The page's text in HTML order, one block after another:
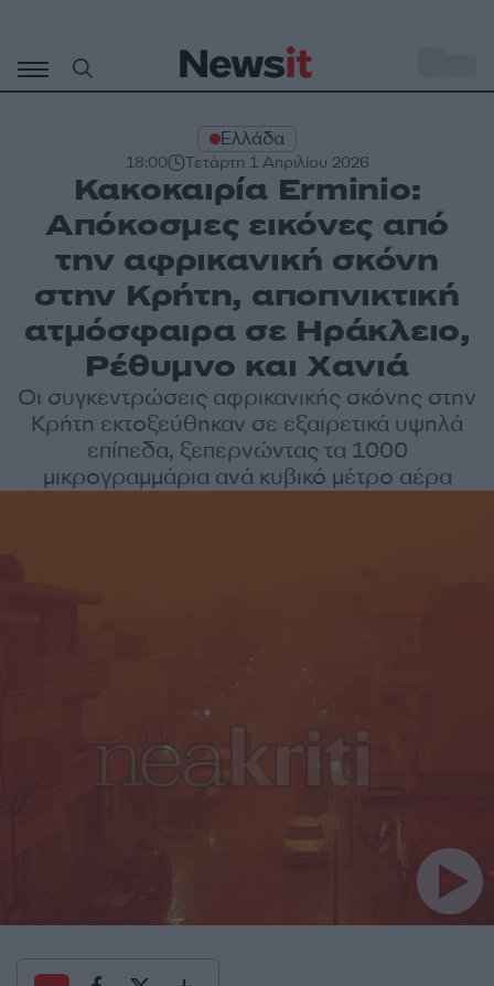
περιεχόμενο
Ελλάδα
18:00 Τετάρτη 1 Απριλίου 2026
Κακοκαιρία Erminio:
Απόκοσμες εικόνες από
την αφρικανική σκόνη
στην Κρήτη, αποπνικτική
ατμόσφαιρα σε Ηράκλειο,
Ρέθυμνο και Χανιά
Οι συγκεντρώσεις αφρικανικής σκόνης στην
Κρήτη εκτοξεύθηκαν σε εξαιρετικά υψηλά
επίπεδα, ξεπερνώντας τα 1000
μικρογραμμάρια ανά κυβικό μέτρο αέρα